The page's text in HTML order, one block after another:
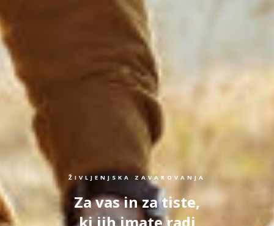
ŽIVLJENJSKA ZAVAROVANJA
Za vas in za tiste,